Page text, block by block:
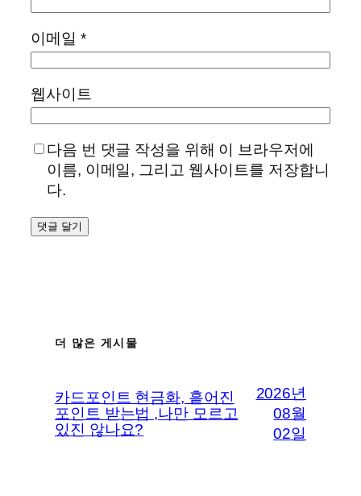
이메일 *
웹사이트
다음 번 댓글 작성을 위해 이 브라우저에
이름, 이메일, 그리고 웹사이트를 저장합니
다.
더 많은 게시물
카드포인트 현금화, 흩어진
포인트 받는법 ,나만 모르고
있진 않나요?
2026년
08월
02일